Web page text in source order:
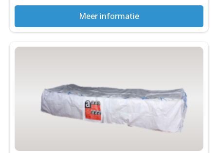
Meer informatie